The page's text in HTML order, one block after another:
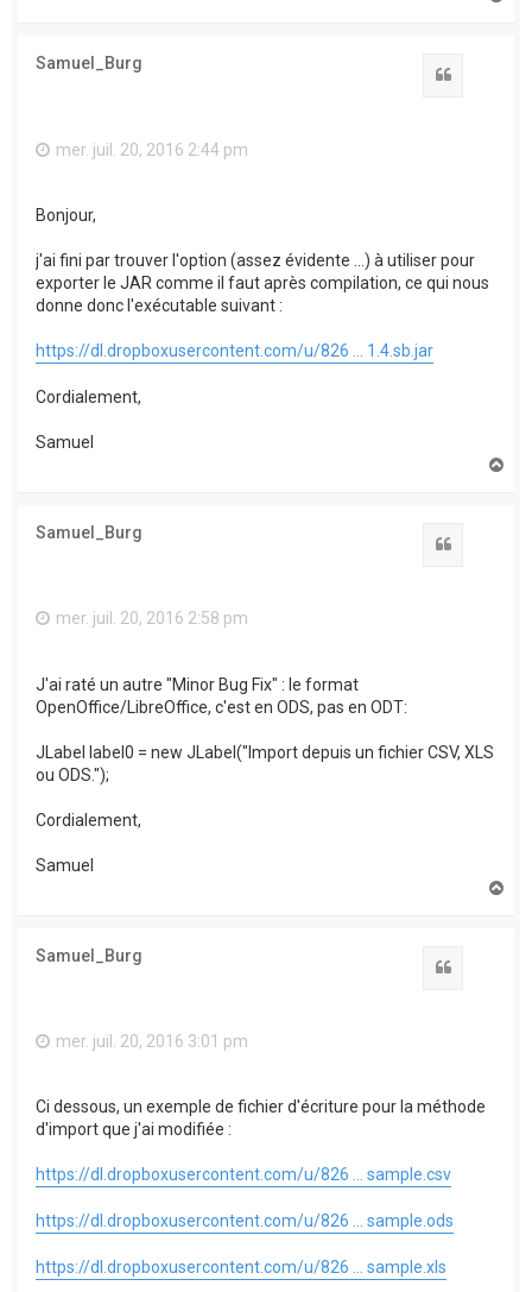
Samuel_Burg
mer. juil. 20, 2016 2:44 pm
Bonjour,
j'ai fini par trouver l'option (assez évidente ...) à utiliser pour
exporter le JAR comme il faut après compilation, ce qui nous
donne donc l'exécutable suivant :
https://dl.dropboxusercontent.com/u/826 ... 1.4.sb.jar
Cordialement,
Samuel
Samuel_Burg
mer. juil. 20, 2016 2:58 pm
J'ai raté un autre "Minor Bug Fix" : le format
OpenOffice/LibreOffice, c'est en ODS, pas en ODT:
JLabel label0 = new JLabel("Import depuis un fichier CSV, XLS
ou ODS.");
Cordialement,
Samuel
Samuel_Burg
mer. juil. 20, 2016 3:01 pm
Ci dessous, un exemple de fichier d'écriture pour la méthode
d'import que j'ai modifiée :
https://dl.dropboxusercontent.com/u/826 ... sample.csv
https://dl.dropboxusercontent.com/u/826 ... sample.ods
https://dl.dropboxusercontent.com/u/826 ... sample.xls